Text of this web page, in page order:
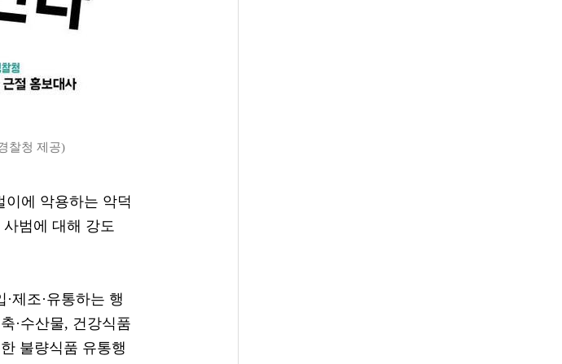
찰청 제공)
에 악용하는 악덕
범에 대해 강도
제조·유통하는 행
·수산물, 건강식품
불량식품 유통행